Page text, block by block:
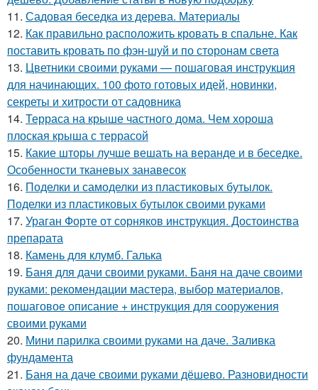
11. Садовая беседка из дерева. Материалы
12. Как правильно расположить кровать в спальне. Как
поставить кровать по фэн-шуй и по сторонам света
13. Цветники своими руками — пошаговая инструкция
для начинающих. 100 фото готовых идей, новинки,
секреты и хитрости от садовника
14. Терраса на крыше частного дома. Чем хороша
плоская крыша с террасой
15. Какие шторы лучше вешать на веранде и в беседке.
Особенности тканевых занавесок
16. Поделки и самоделки из пластиковых бутылок.
Поделки из пластиковых бутылок своими руками
17. Ураган Форте от сорняков инструкция. Достоинства
препарата
18. Камень для клумб. Галька
19. Баня для дачи своими руками. Баня на даче своими
руками: рекомендации мастера, выбор материалов,
пошаговое описание + инструкция для сооружения
своими руками
20. Мини парилка своими руками на даче. Заливка
фундамента
21. Баня на даче своими руками дёшево. Разновидности